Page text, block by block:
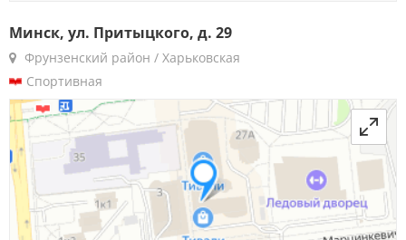
Минск, ул. Притыцкого, д. 29
Фрунзенский район / Харьковская
Спортивная